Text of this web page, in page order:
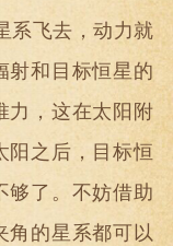
系飞去，动力就
射和目标恒星的
力，这在太阳附
阳之后，目标恒
够了。不妨借助
角的星系都可以